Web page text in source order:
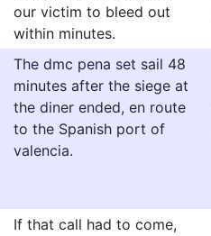
our victim to bleed out
within minutes.
The dmc pena set sail 48
minutes after the siege at
the diner ended, en route
to the Spanish port of
valencia.
If that call had to come,